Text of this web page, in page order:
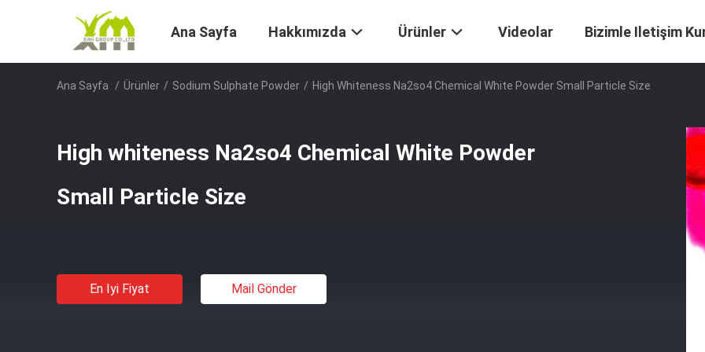
Ana Sayfa Hakkımızda Ürünler Videolar Bizimle Iletişim
Ana Sayfa / Ürünler / Sodium Sulphate Powder / High Whiteness Na2so4 Chemical White Powder Small Particle Size
High whiteness Na2so4 Chemical White Powder
Small Particle Size
En Iyi Fiyat Mail Gönder